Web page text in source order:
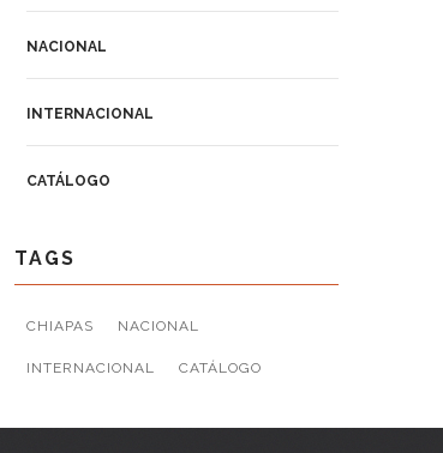
NACIONAL
INTERNACIONAL
CATÁLOGO
TAGS
CHIAPAS NACIONAL
INTERNACIONAL CATÁLOGO